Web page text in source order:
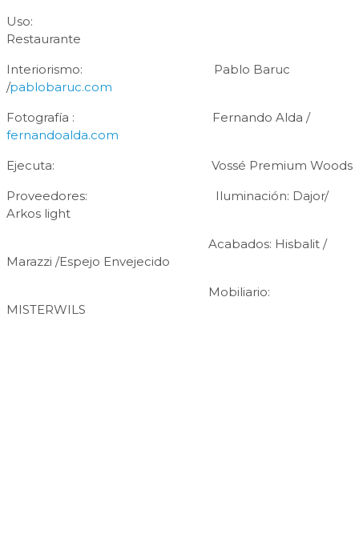
Uso:
Restaurante
Interiorismo: Pablo Baruc
/pablobaruc.com
Fotografía : Fernando Alda /
fernandoalda.com
Ejecuta: Vossé Premium Woods
Proveedores: Iluminación: Dajor/
Arkos light
Acabados: Hisbalit /
Marazzi /Espejo Envejecido
Mobiliario:
MISTERWILS